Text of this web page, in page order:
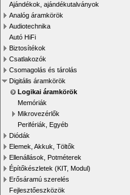
Ajándékok, ajándékutalványok
Analóg áramkörök
Audiotechnika
Autó HiFi
Biztosítékok
Csatlakozók
Csomagolás és tárolás
Digitális áramkörök
Logikai áramkörök
Memóriák
Mikrovezérlők
Perifériák, Egyéb
Diódák
Elemek, Akkuk, Töltők
Ellenállások, Potméterek
Építőkészletek (KIT, Modul)
Erősáramú szerelés
Fejlesztőeszközök